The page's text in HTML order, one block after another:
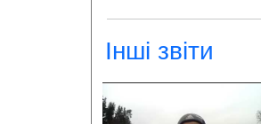
Інші звіти